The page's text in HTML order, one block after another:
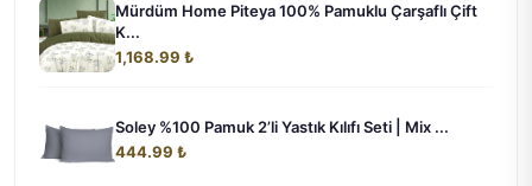
Mürdüm Home Piteya 100% Pamuklu Çarşaflı Çift
K...
1,168.99 ₺
Soley %100 Pamuk 2’li Yastık Kılıfı Seti | Mix ...
444.99 ₺